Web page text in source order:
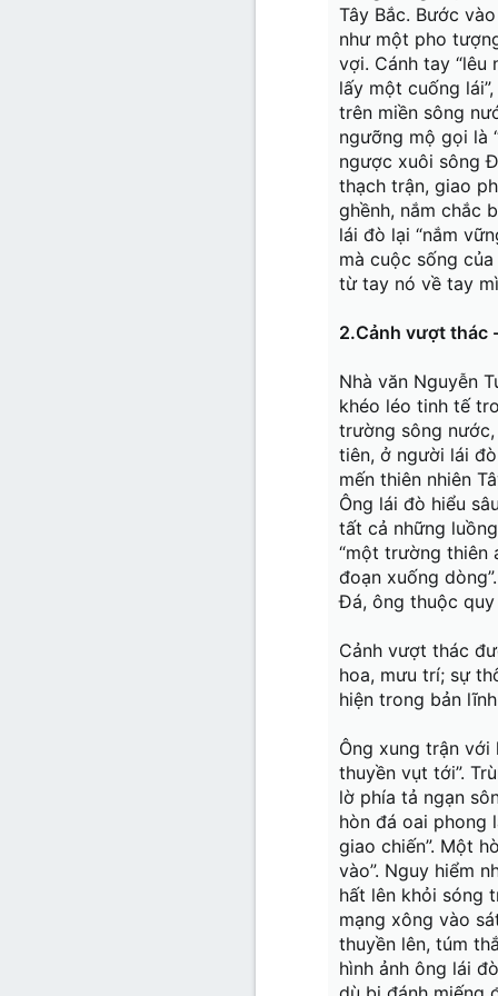
Tây Bắc. Bước
như một pho
vợi. Cánh tay “lêu
lấy một cuống
trên miền sông
ngưỡng mộ gọi là
ngược xuôi sông
thạch trận, giao
ghềnh, nắm chắc
lái đò lại “nắm
mà cuộc sống
từ tay nó về tay
2.Cảnh vượt thác
Nhà văn Nguyễn
khéo léo tinh tế
trường sông
tiên, ở người lái
mến thiên nhiên
Ông lái đò hiểu
tất cả những
“một trường thiên
đoạn xuống
Đá, ông thuộc
Cảnh vượt thác
hoa, mưu trí; sự
hiện trong bản
Ông xung trận với
thuyền vụt tới”.
lờ phía tả ngạn
hòn đá oai phong
giao chiến”. Một
vào”. Nguy hiểm
hất lên khỏi sóng
mạng xông vào
thuyền lên, túm
hình ảnh ông lái